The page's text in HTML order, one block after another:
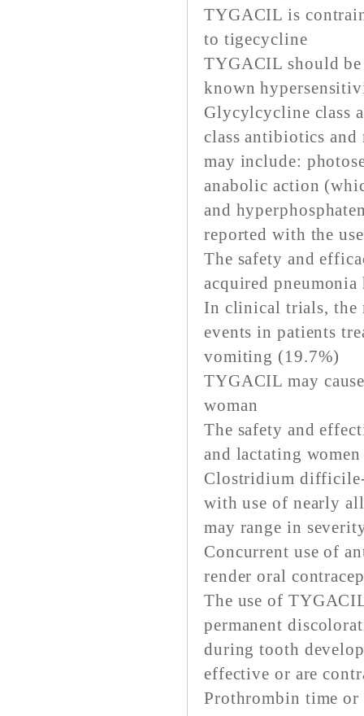
TYGACIL is
to tigecycline
TYGACIL should
known
Glycylcycline class
class antibiotics and
may include:
anabolic action
and
reported with the
The safety and
acquired pneumonia
In clinical trials, the
events in patients
vomiting (19.7%)
TYGACIL may
woman
The safety and
and lactating
Clostridium difficile-
with use of nearly
may range in
Concurrent use of
render oral
The use of
permanent
during tooth
effective or are
Prothrombin time or